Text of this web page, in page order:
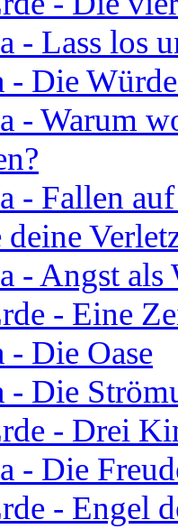
- Lass los
- Die
- Warum
- Fallen
deine
- Angst als
- Eine
- Die Oase
- Die
- Drei
- Die
- Engel